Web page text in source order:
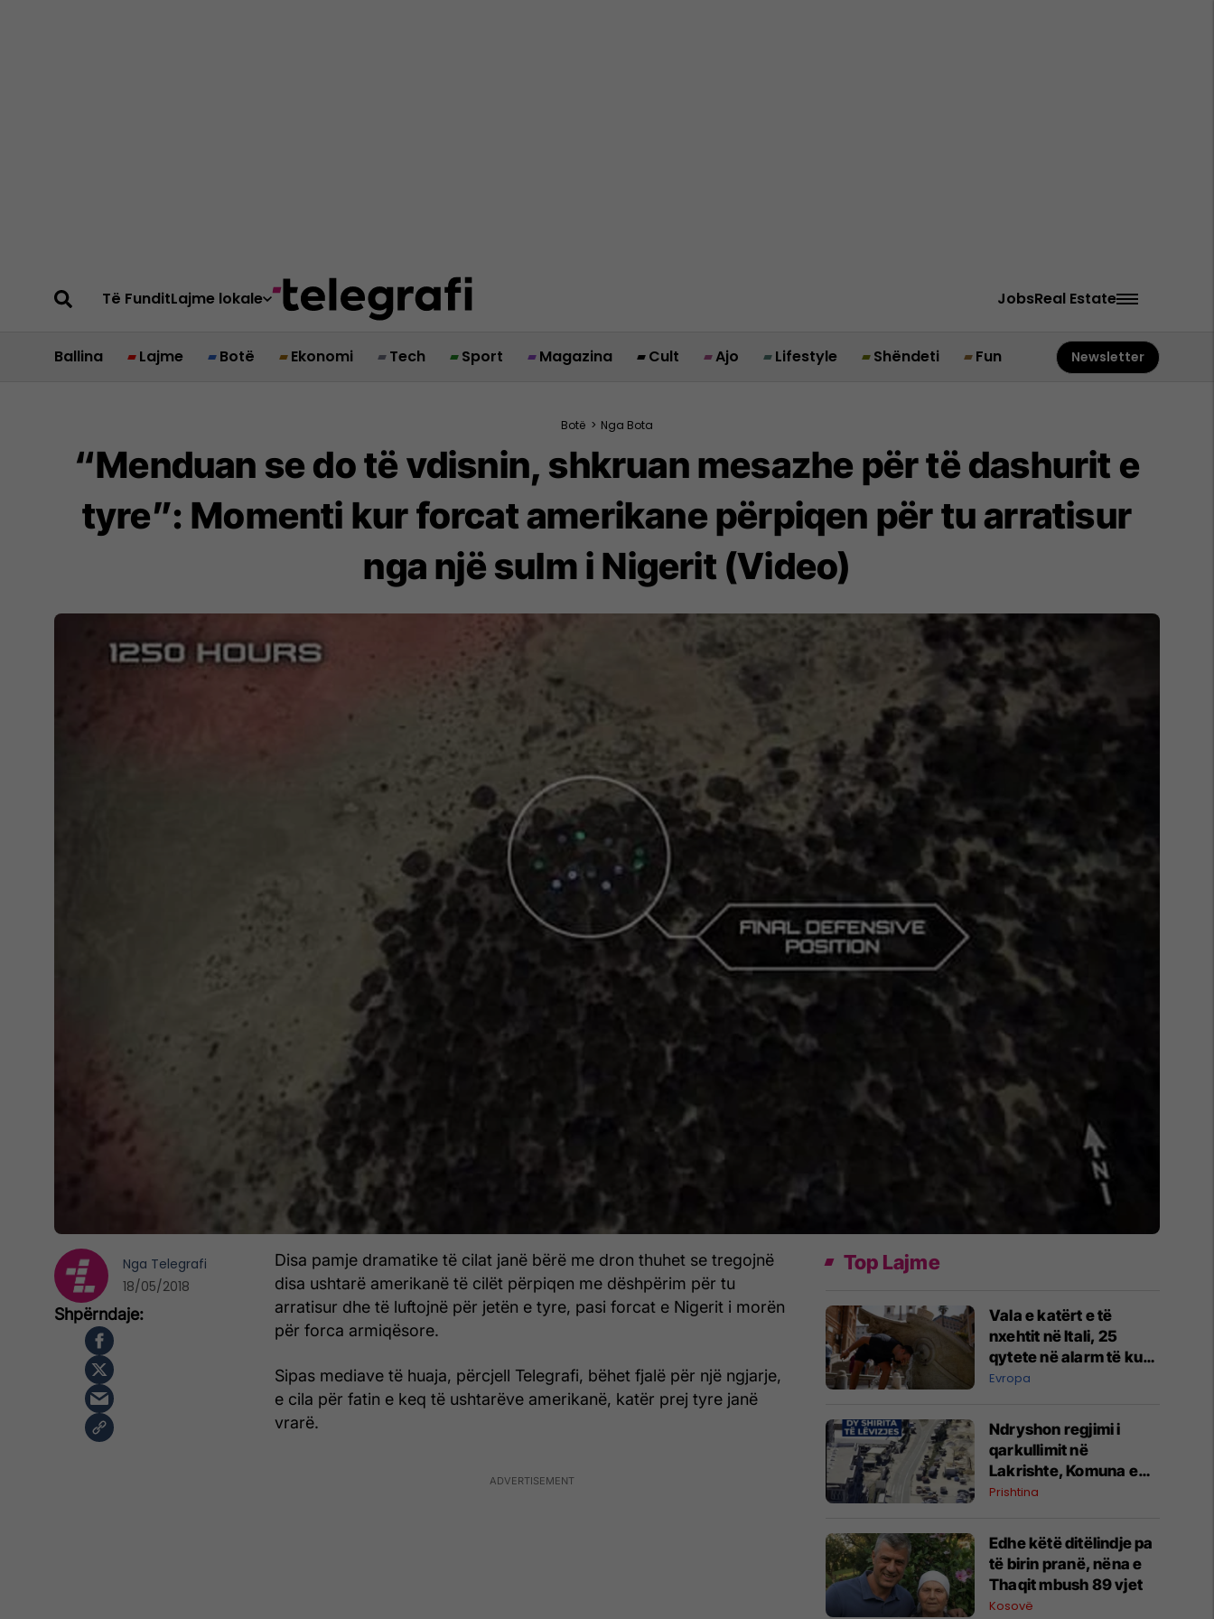
Të FunditLajme lokale JobsReal Estate
Ballina Lajme Botë Ekonomi Tech Sport Magazina Cult Ajo Lifestyle Shëndeti Fun Newsletter
Botë > Nga Bota
“Menduan se do të vdisnin, shkruan mesazhe për të dashurit e
tyre”: Momenti kur forcat amerikane përpiqen për tu arratisur
nga një sulm i Nigerit (Video)
Disa pamje dramatike të cilat janë bërë me dron thuhet se tregojnë
disa ushtarë amerikanë të cilët përpiqen me dëshpërim për tu
arratisur dhe të luftojnë për jetën e tyre, pasi forcat e Nigerit i morën
për forca armiqësore.
Sipas mediave të huaja, përcjell Telegrafi, bëhet fjalë për një ngjarje,
e cila për fatin e keq të ushtarëve amerikanë, katër prej tyre janë
vrarë.
Nga Telegrafi
18/05/2018
Top Lajme
Vala e katërt e të
nxehtit në Itali, 25
qytete në alarm të kuq
- probleme me
Evropa
Ndryshon regjimi i
qarkullimit në
Lakrishte, Komuna e
Prishtinës ofron
Prishtina
Edhe këtë ditëlindje pa
të birin pranë, nëna e
Thaqit mbush 89 vjet
Kosovë